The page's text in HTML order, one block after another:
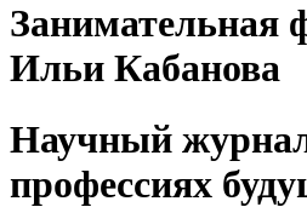
Занимательная
Ильи Кабанова
Научный
профессиях